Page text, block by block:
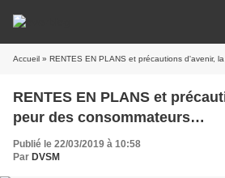
Accueil » RENTES EN PLANS et précautions d'avenir,
RENTES EN PLANS et
peur des consommateurs…
Publié le 22/03/2019 à 10:58
Par DVSM